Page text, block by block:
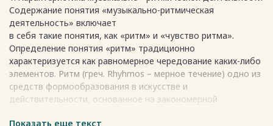
Основоположник системы ритмического воспитания Э.
Жак-Далькроз увидел в музыкально-ритмических
упражнениях универсальное средство развития у детей
музыкального слуха, памяти, внимания, выразительных
движений, творческого воображения. Данный навык
необходимо развивать у детей с раннего возраста.
Весь текст будет доступен после покупки
Содержание понятия «музыкально-ритмическая
деятельность» включает
в себя такие понятия, как «ритм» и «чувство ритма».
Определение понятия «ритм» традиционно
характеризуется как равномерное чередование каких-либо
элементов. Ритм (греч. Rhyhmos – мерное течение) одно из
средств формообразования в искусстве и
действительности, основанное на закономерной
Показать еще текст